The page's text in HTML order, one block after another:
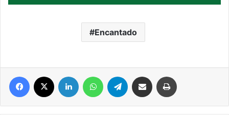
Encantado
Facebook Linkedin WhatsAppTelegram Compartilhar via e-mail